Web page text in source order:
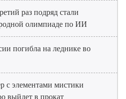
раз подряд стали
олимпиаде по ИИ
погибла на леднике во
с элементами мистики
выйдет в прокат